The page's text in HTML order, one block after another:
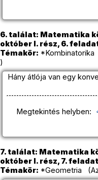
6. találat: Matematika
október I. rész, 6.
Témakör: *Kombinatorika
)
Hány átlója van egy
Megtekintés helyben:
7. találat: Matematika
október I. rész, 7. feladat
Témakör: *Geometria